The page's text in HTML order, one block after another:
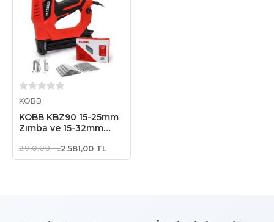
KOBB
KOBB KBZ90 15-25mm
Zımba ve 15-32mm
Çakma Makinesi +
3000 adet Yedek
2.910,00 TL2.581,00 TL